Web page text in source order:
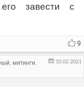
завести с
9
10.02.2021
, митинги,